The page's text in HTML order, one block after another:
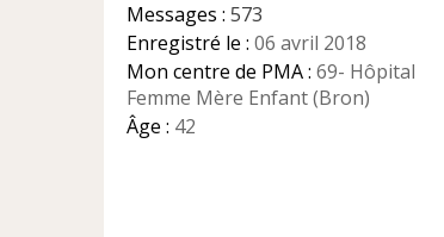
Messages : 573
Enregistré le : 06 avril 2018
Mon centre de PMA : 69- Hôpital
Femme Mère Enfant (Bron)
Âge : 42